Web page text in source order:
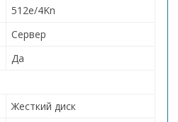
512e/4Kn
Сервер
Да
Жесткий диск